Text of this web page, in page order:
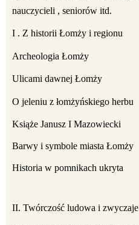
nauczycieli , seniorów itd.
I . Z historii Łomży i regionu
Archeologia Łomży
Ulicami dawnej Łomży
O jeleniu z łomżyńskiego herbu
Książe Janusz I Mazowiecki
Barwy i symbole miasta Łomży
Historia w pomnikach ukryta
II. Twórczość ludowa i